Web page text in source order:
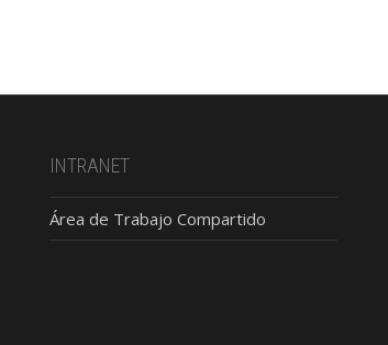
INTRANET
Área de Trabajo Compartido